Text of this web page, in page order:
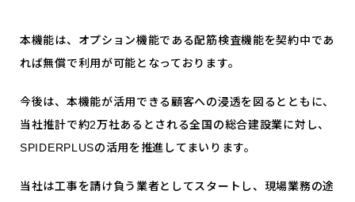
本機能は、オプション機能である配筋検査機能を契約中であ
れば無償で利用が可能となっております。
今後は、本機能が活用できる顧客への浸透を図るとともに、
当社推計で約2万社あるとされる全国の総合建設業に対し、
SPIDERPLUSの活用を推進してまいります。
当社は工事を請け負う業者としてスタートし、現場業務の途